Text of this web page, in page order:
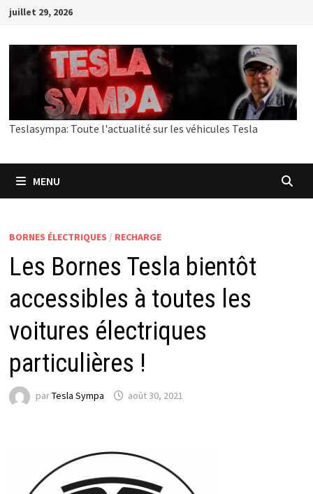
Passer
contenu
juillet 29, 2026
Teslasympa: Toute l'actualité sur les véhicules Tesla
MENU
BORNES ÉLECTRIQUES / RECHARGE
Les Bornes Tesla bientôt
accessibles à toutes les
voitures électriques
particulières !
parTesla Sympa août 30, 2021